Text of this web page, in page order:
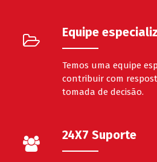
Equipe
Temos uma equipe
contribuir com
tomada de decisão.
24X7 Suporte